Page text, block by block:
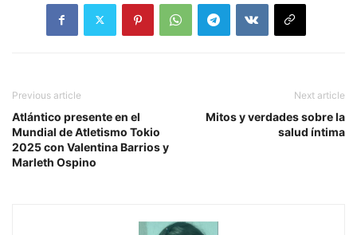
Previous article
Atlántico presente en el
Mundial de Atletismo Tokio
2025 con Valentina Barrios y
Marleth Ospino
Next article
Mitos y verdades sobre la
salud íntima